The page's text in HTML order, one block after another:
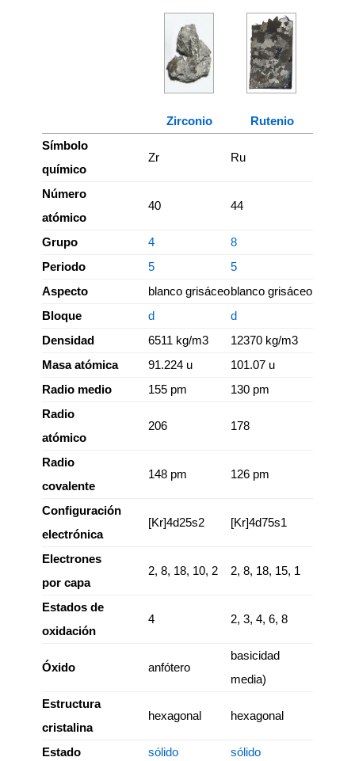
Zirconio
Rutenio
Símbolo
químico
Zr Ru
Número
atómico
40 44
Grupo 4
8
Periodo
5
5
Aspecto
blanco grisáceoblanco grisáceo
Bloque
d
d
Densidad
6511 kg/m3
12370 kg/m3
Masa atómica
91.224 u
101.07 u
Radio medio
155 pm
130 pm
Radio
atómico
206 178
Radio
covalente
148 pm 126 pm
Configuración
electrónica
[Kr]4d25s2 [Kr]4d75s1
Electrones
por capa
2, 8, 18, 10, 2 2, 8, 18, 15, 1
Estados de
oxidación
4 2, 3, 4, 6, 8
Óxido anfótero
basicidad
media)
Estructura
cristalina
hexagonal hexagonal
Estado sólido
sólido